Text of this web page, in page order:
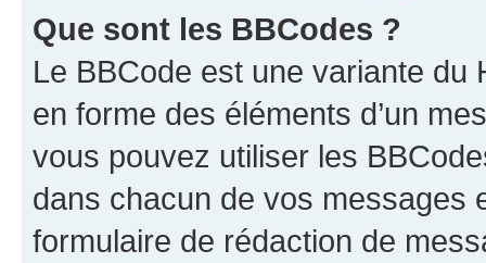
Que sont les BBCodes ?
Le BBCode est une variante du
en forme des éléments d’un
vous pouvez utiliser les
dans chacun de vos messages
formulaire de rédaction de